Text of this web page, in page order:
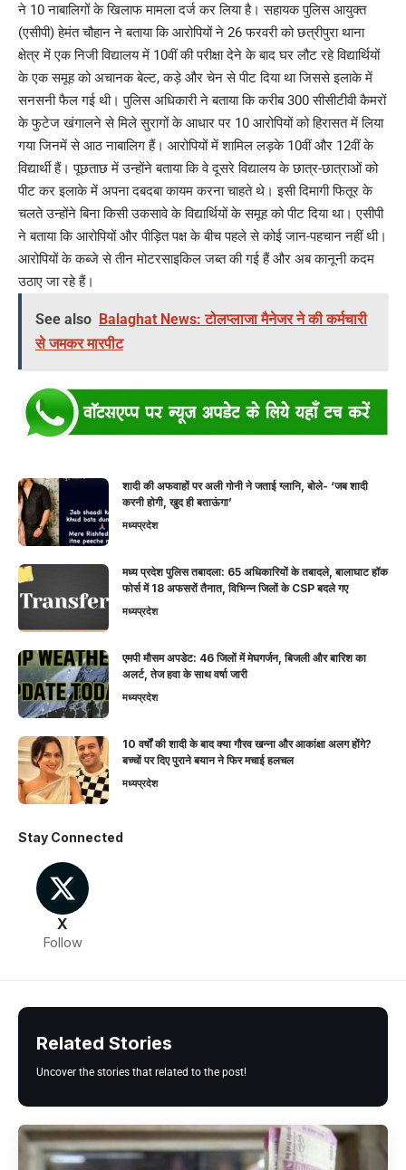
ने 10 नाबालिगों के खिलाफ मामला दर्ज कर लिया है। सहायक पुलिस आयुक्त
(एसीपी) हेमंत चौहान ने बताया कि आरोपियों ने 26 फरवरी को छत्रीपुरा थाना
क्षेत्र में एक निजी विद्यालय में 10वीं की परीक्षा देने के बाद घर लौट रहे विद्यार्थियों
के एक समूह को अचानक बेल्ट, कड़े और चेन से पीट दिया था जिससे इलाके में
सनसनी फैल गई थी। पुलिस अधिकारी ने बताया कि करीब 300 सीसीटीवी कैमरों
के फुटेज खंगालने से मिले सुरागों के आधार पर 10 आरोपियों को हिरासत में लिया
गया जिनमें से आठ नाबालिग हैं। आरोपियों में शामिल लड़के 10वीं और 12वीं के
विद्यार्थी हैं। पूछताछ में उन्होंने बताया कि वे दूसरे विद्यालय के छात्र-छात्राओं को
पीट कर इलाके में अपना दबदबा कायम करना चाहते थे। इसी दिमागी फितूर के
चलते उन्होंने बिना किसी उकसावे के विद्यार्थियों के समूह को पीट दिया था। एसीपी
ने बताया कि आरोपियों और पीड़ित पक्ष के बीच पहले से कोई जान-पहचान नहीं थी।
आरोपियों के कब्जे से तीन मोटरसाइकिल जब्त की गई हैं और अब कानूनी कदम
उठाए जा रहे हैं।
See also Balaghat News: टोलप्लाजा मैनेजर ने की कर्मचारी
से जमकर मारपीट
शादी की अफवाहों पर अली गोनी ने जताई ग्लानि, बोले- ‘जब शादी
करनी होगी, खुद ही बताऊंगा’
मध्यप्रदेश
मध्य प्रदेश पुलिस तबादला: 65 अधिकारियों के तबादले, बालाघाट हॉक
फोर्स में 18 अफसरों तैनात, विभिन्न जिलों के CSP बदले गए
मध्यप्रदेश
एमपी मौसम अपडेट: 46 जिलों में मेघगर्जन, बिजली और बारिश का
अलर्ट, तेज हवा के साथ वर्षा जारी
मध्यप्रदेश
10 वर्षों की शादी के बाद क्या गौरव खन्ना और आकांक्षा अलग होंगे?
बच्चों पर दिए पुराने बयान ने फिर मचाई हलचल
मध्यप्रदेश
Stay Connected
X
Follow
Related Stories
Uncover the stories that related to the post!